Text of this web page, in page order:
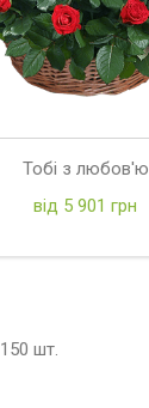
Тобі з любов'ю
від 5 901 грн
150 шт.